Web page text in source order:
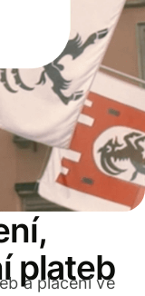
plateb
a placení ve